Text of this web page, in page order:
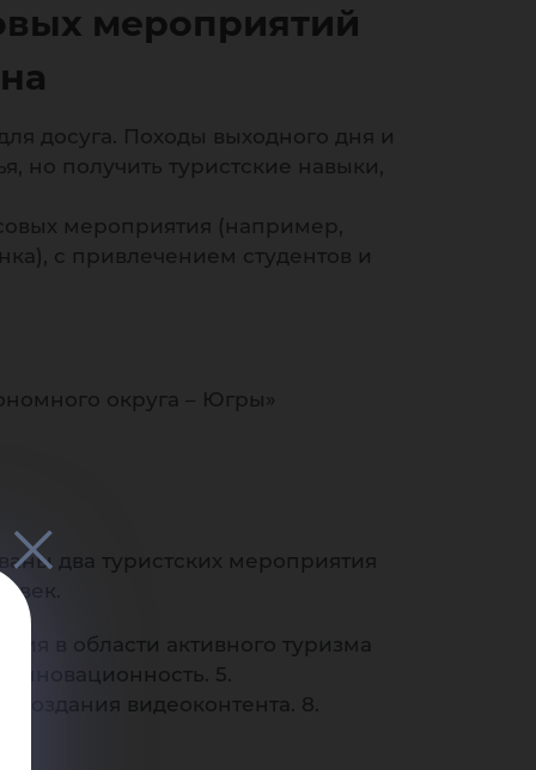
мероприятий
досуга. Походы выходного дня и
но получить туристские навыки,
мероприятия (например,
с привлечением студентов и
округа – Югры»
два туристских мероприятия
в области активного туризма
5.
видеоконтента. 8.